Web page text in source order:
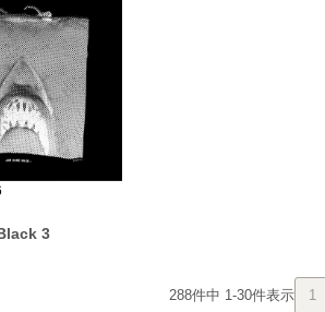
3
288件中 1 -30件表示 1